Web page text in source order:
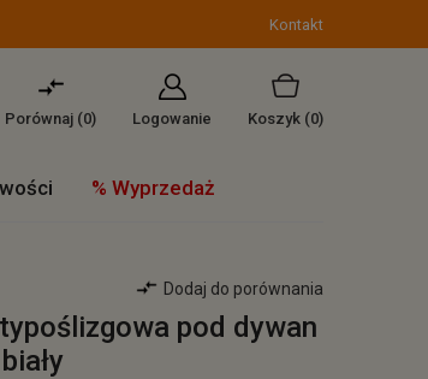
Kontakt
Porównaj (0) Logowanie Koszyk (0)
% Wyprzedaż
Dodaj do porównania
pod dywan